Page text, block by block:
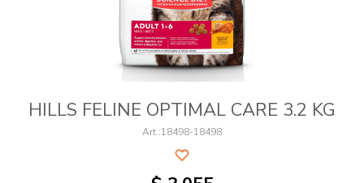
HILLS FELINE OPTIMAL CARE 3.2 KG
18498-18498